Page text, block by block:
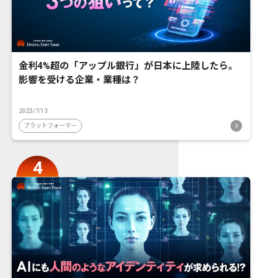
金利4%超の「アップル銀行」が日本に上陸したら。
影響を受ける企業・業種は？
2023/7/13
プラットフォーマー